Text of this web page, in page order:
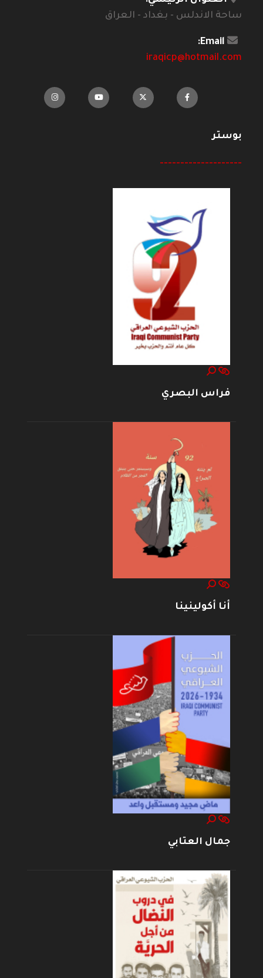
ساحة الاندلس - بغداد - العراق
Email:
iraqicp@hotmail.com
بوستر
--------------------
فراس البصري
أنا أكولينينا
جمال العتابي